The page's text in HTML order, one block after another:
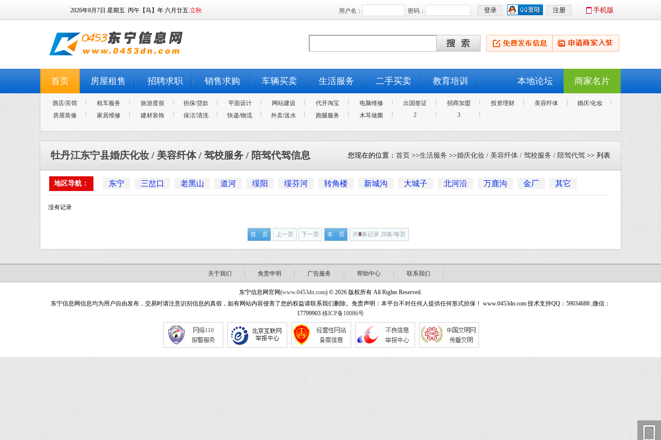
2026年8月7日 星期五 丙午【马】年 六月廿五 立秋 用户名： 密码： 手机版
首页 房屋租售 招聘求职 销售求购 车辆买卖 生活服务 二手买卖 教育培训 商家名片
本地论坛
酒店/宾馆 租车服务 旅游度假 担保/贷款 平面设计 网站建设 代开淘宝 电脑维修 出国签证 招商加盟 投资理财 美容纤体
婚庆/化妆
房屋装修
家居维修 建材装饰 保洁/清洗 快递/物流 外卖/送水 跑腿服务 木耳做菌 2 3
牡丹江东宁县婚庆化妆 / 美容纤体 / 驾校服务 / 陪驾代驾信息 您现在的位置： 首页 >>生活服务 >>婚庆化妆 / 美容纤体 / 驾校服务 / 陪驾代驾 >> 列表
地区导航： 东宁 三岔口 老黑山 道河 绥阳 绥芬河 转角楼 新城沟 大城子 北河沿 万鹿沟 金厂 其它
没有记录
首 页 上一页 下一页 末 页 共0条记录 20条/每页
关于我们 免责申明 广告服务 帮助中心 联系我们
东宁信息网官网(www.0453dn.com) © 2026 版权所有 All Rights Reserved.
东宁信息网信息均为用户自由发布，交易时请注意识别信息的真假，如有网站内容侵害了您的权益请联系我们删除。免责声明：本平台不对任何人提供任何形式担保！ www.0453dn.com 技术支持QQ：59034688 ;微信：
17799903 移ICP备10086号